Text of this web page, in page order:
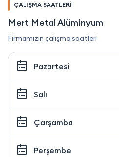
ÇALIŞMA SAATLERİ
Mert Metal Alüminyum
Firmamızın çalışma saatleri
Pazartesi
Salı
Çarşamba
Perşembe